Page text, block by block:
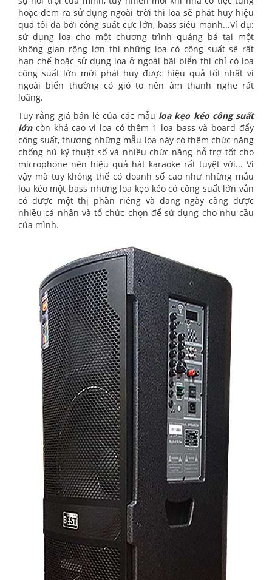
hoặc đem ra sử dụng ngoài trời thì loa sẽ phát huy hiệu
quả tối đa bởi công suất cực lớn, bass siêu mạnh...Ví dụ:
sử dụng loa cho một chương trình quảng bá tại một
không gian rộng lớn thì những loa có công suất sẽ rất
hạn chế hoặc sử dụng loa ở ngoài bãi biển thì chỉ có loa
công suất lớn mới phát huy được hiệu quả tốt nhất vì
ngoài biển thường có gió to nên âm thanh nghe rất
loãng.
Tuy rằng giá bán lẻ của các mẫu loa kẹo kéo công suất
lớncòn khá cao vì loa có thêm 1 loa bass và board đẩy
công suất, thương những mẫu loa này có thêm chức năng
chống hú kỹ thuật số và nhiều chức năng hỗ trợ tốt cho
microphone nên hiệu quả hát karaoke rất tuyệt vời... Vì
vậy mà tuy không thể có doanh số cao như những mẫu
loa kéo một bass nhưng loa kẹo kéo có công suất lớn vẫn
có được một thị phần riêng và đang ngày càng được
nhiều cá nhân và tổ chức chọn để sử dụng cho nhu cầu
của mình.